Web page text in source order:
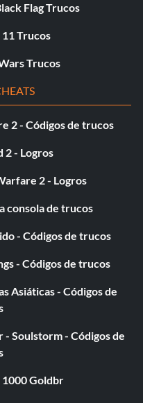
Flag Trucos
Trucos
Trucos
2 - Códigos de trucos
2 - Logros
2 - Logros
consola de trucos
- Códigos de trucos
- Códigos de trucos
Asiáticas - Códigos de
Soulstorm - Códigos de
1000 Goldbr